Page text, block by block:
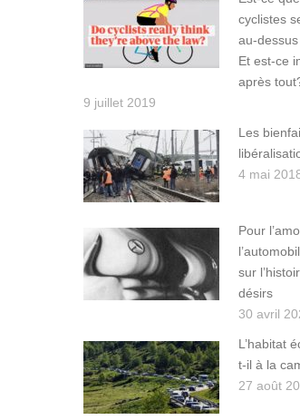
cyclistes
au-
Et est-ce
après
9 juillet 2019
Les
4 mai
Pour
sur
désirs
30 avril
L’habitat
t-il à la
27 août